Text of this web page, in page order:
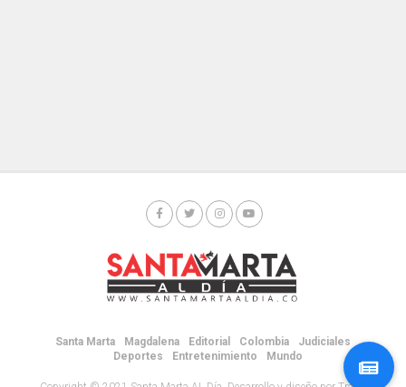
Santa Marta Magdalena Editorial Colombia
Judiciales
Deportes
Entretenimiento Mundo